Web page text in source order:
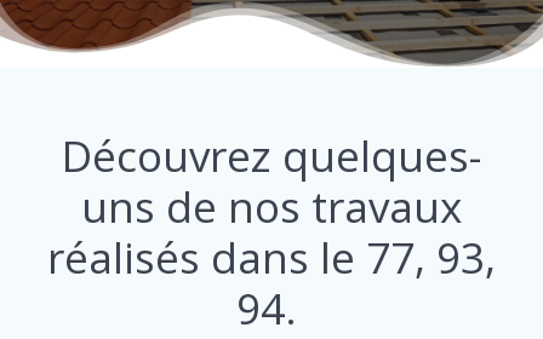
Découvrez quelques-
uns de nos travaux
réalisés dans le 77, 93,
94.